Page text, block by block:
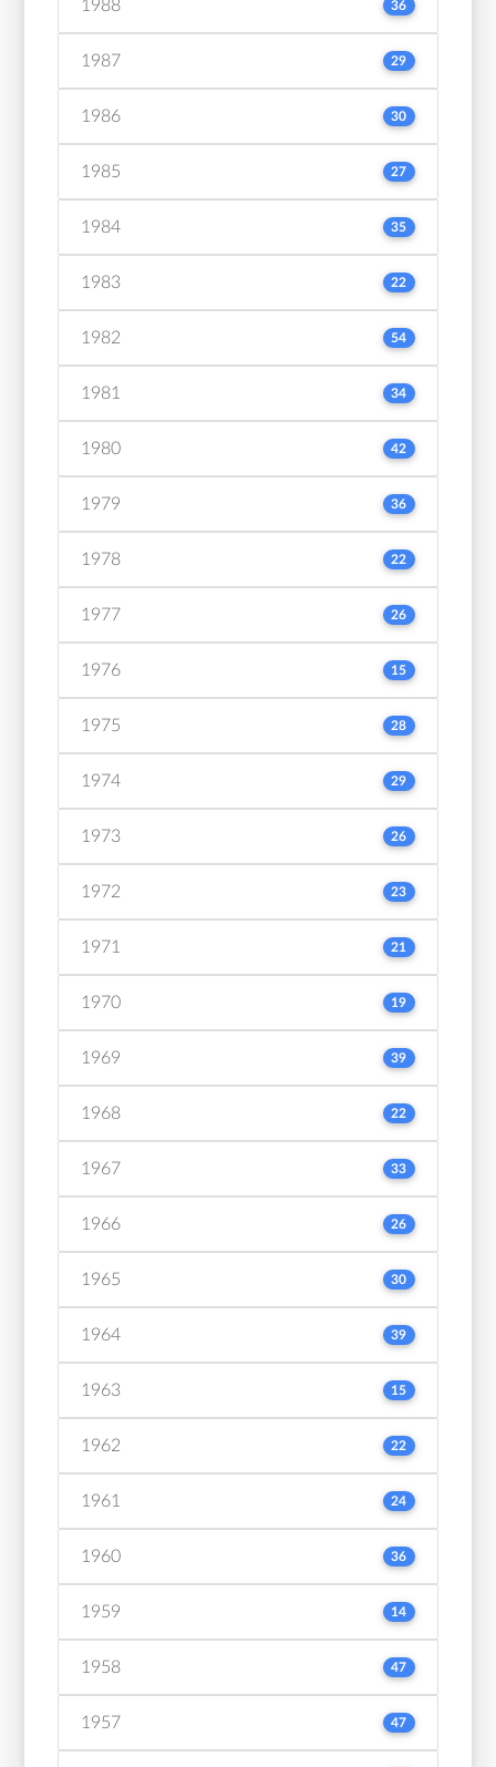
1988 36
1987 29
1986 30
1985 27
1984 35
1983 22
1982 54
1981 34
1980 42
1979 36
1978 22
1977 26
1976 15
1975 28
1974 29
1973 26
1972 23
1971 21
1970 19
1969 39
1968 22
1967 33
1966 26
1965 30
1964 39
1963 15
1962 22
1961 24
1960 36
1959 14
1958 47
1957 47